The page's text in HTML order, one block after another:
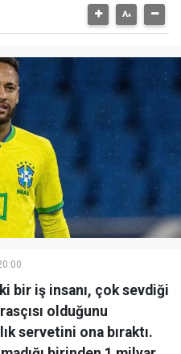
bir iş insanı, çok sevdiği
olduğunu
servetini ona bıraktı.